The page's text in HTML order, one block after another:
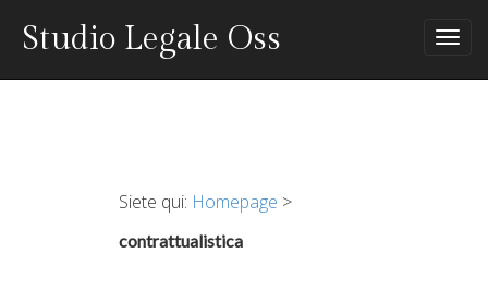
Studio Legale Oss
Siete qui: Homepage >
contrattualistica